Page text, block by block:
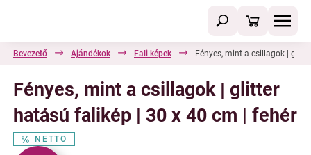
Bevezető Ajándékok Fali képek Fényes, mint a csillagok |
Fényes, mint a csillagok | glitter
hatású falikép | 30 x 40 cm | fehér
NETTO